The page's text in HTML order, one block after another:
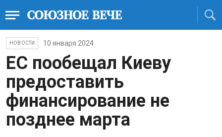
НОВОСТИ 10 января 2024
ЕС пообещал Киеву
предоставить
финансирование не
позднее марта